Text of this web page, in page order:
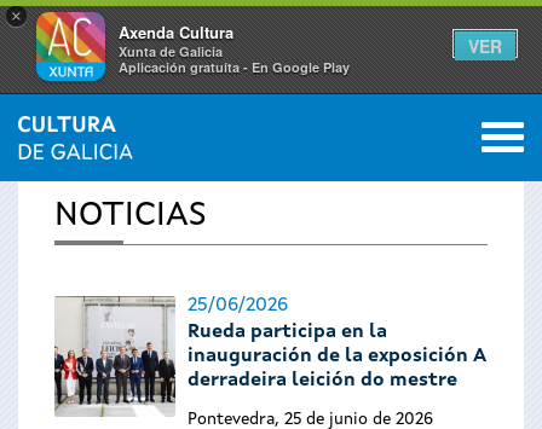
×
Axenda Cultura
Xunta de Galicia
Aplicación gratuíta - En Google Play
VER
Se
encuentra
usted
aquí
INICIO › ACTUALIDAD 0
NOTICIAS
25/06/2026
Rueda participa en la
inauguración de la exposición A
derradeira leición do mestre
Pontevedra, 25 de junio de 2026